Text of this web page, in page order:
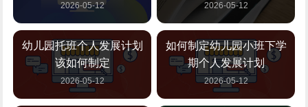
2026-05-12 2026-05-12
幼儿园托班个人发展计划
该如何制定
2026-05-12
如何制定幼儿园小班下学
期个人发展计划
2026-05-12